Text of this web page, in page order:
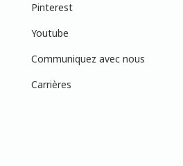
Pinterest
Youtube
Communiquez avec nous
Carrières